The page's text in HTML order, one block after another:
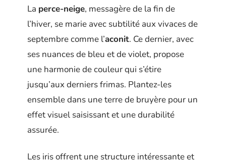
La perce-neige, messagère de la fin de
l’hiver, se marie avec subtilité aux vivaces de
septembre comme l’aconit. Ce dernier, avec
ses nuances de bleu et de violet, propose
une harmonie de couleur qui s’étire
jusqu’aux derniers frimas. Plantez-les
ensemble dans une terre de bruyère pour un
effet visuel saisissant et une durabilité
assurée.
Les iris offrent une structure intéressante et